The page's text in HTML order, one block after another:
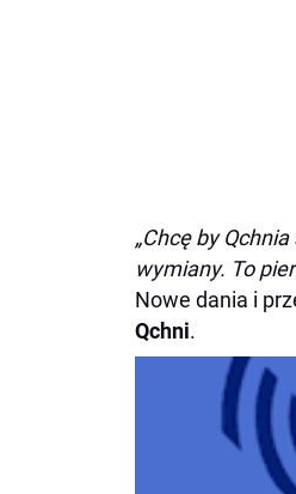
„Chcę by
wymiany. To
Nowe dania i
Qchni.